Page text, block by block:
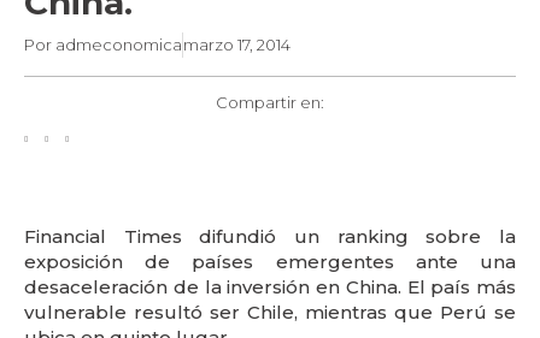
Por admeconomicamarzo 17, 2014
Compartir en:
Financial Times difundió un ranking sobre la
exposición de países emergentes ante una
desaceleración de la inversión en China. El país más
vulnerable resultó ser Chile, mientras que Perú se